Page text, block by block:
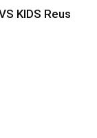
KIDS Reus